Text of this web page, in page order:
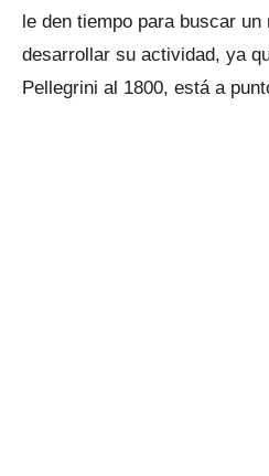
le den tiempo para buscar un
desarrollar su actividad, ya
Pellegrini al 1800, está a